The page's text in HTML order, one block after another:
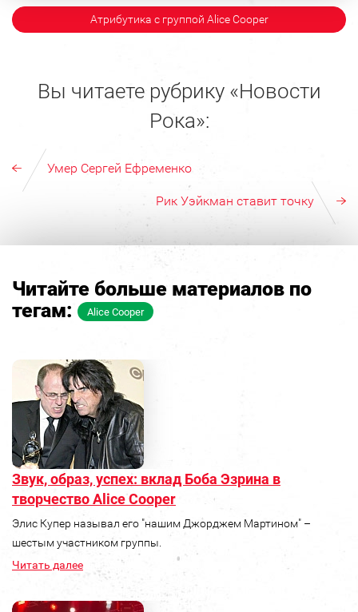
Атрибутика с группой Alice Cooper
Вы читаете рубрику «Новости
Рока»:
Умер Сергей Ефременко
Рик Уэйкман ставит точку
Читайте больше материалов по
тегам:
Alice Cooper
Звук, образ, успех: вклад Боба Эзрина в
творчество Alice Cooper
Элис Купер называл его "нашим Джорджем Мартином" –
шестым участником группы.
Читать далее